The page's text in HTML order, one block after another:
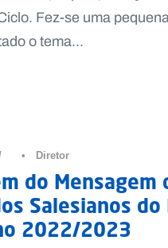
Fez-se uma
o tema...
• Diretor
do Mensagem
Salesianos do
2022/2023